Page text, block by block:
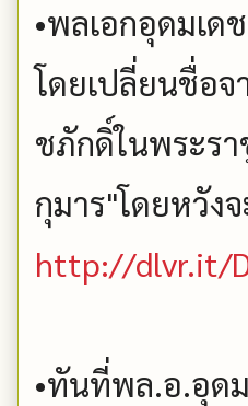
•พลเอกอุดมเ
โดยเปลี่ยนชื่อ
ชภักดิ์ในพระร
กุมาร"โดยหวัง
http://dlvr.it/
•ทันที่พล.อ.อุด